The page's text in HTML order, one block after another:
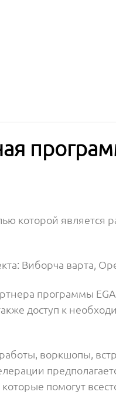
которой является
Виборча варта,
программы
доступ к
воркшопы,
помогут